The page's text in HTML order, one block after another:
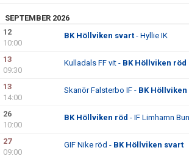
SEPTEMBER 2026
12
10:00
BK Höllviken svart - Hyllie IK
13
09:30
Kulladals FF vit - BK Höllviken röd
13
14:00
Skanör Falsterbo IF - BK
26
10:00
BK Höllviken röd - IF Limhamn
27
09:00
GIF Nike röd - BK Höllviken svart